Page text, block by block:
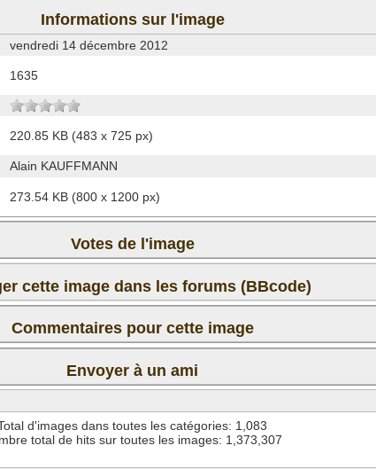
Informations sur l'image
vendredi 14 décembre 2012
1635
220.85 KB (483 x 725 px)
Alain KAUFFMANN
273.54 KB (800 x 1200 px)
Votes de l'image
cette image dans les forums (BBcode)
Commentaires pour cette image
commentaire pour cette image. Postez le premier commentaire !
Envoyer à un ami
d'images dans toutes les catégories: 1,083
total de hits sur toutes les images: 1,373,307